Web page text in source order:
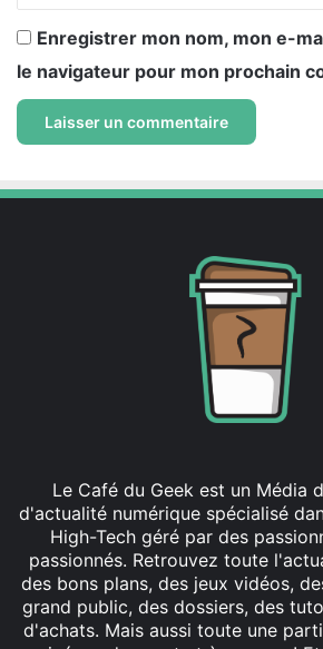
Enregistrer mon nom, mon e-
le navigateur pour mon prochain
Le Café du Geek est un Média
d'actualité numérique spécialisé
High-Tech géré par des
passionnés. Retrouvez toute
des bons plans, des jeux vidéos,
grand public, des dossiers, des
d'achats. Mais aussi toute une